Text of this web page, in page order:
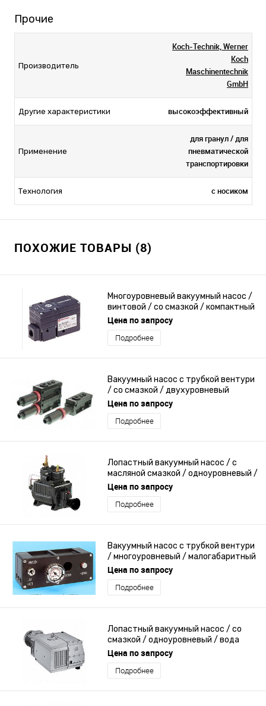
Прочие
Производитель
Koch-Technik, Werner
Koch
Maschinentechnik
GmbH
Другие характеристики высокоэффективный
Применение
для гранул / для
пневматической
транспортировки
Технология с носиком
ПОХОЖИЕ ТОВАРЫ (8)
Многоуровневый вакуумный насос /
винтовой / со смазкой / компактный
Цена по запросу
Подробнее
Вакуумный насос с трубкой вентури
/ со смазкой / двухуровневый
Цена по запросу
Подробнее
Лопастный вакуумный насос / с
масляной смазкой / одноуровневый /
охлаждение водой
Цена по запросу
Подробнее
Вакуумный насос с трубкой вентури
/ многоуровневый / малогабаритный
/ пневматический
Цена по запросу
Подробнее
Лопастный вакуумный насос / со
смазкой / одноуровневый / вода
Цена по запросу
Подробнее